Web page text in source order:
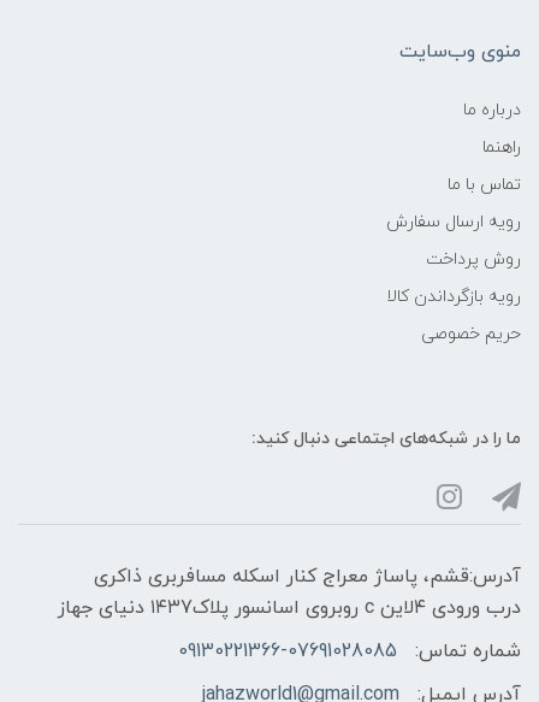
منوی وب‌سایت
درباره ما
راهنما
تماس با ما
رویه ارسال سفارش
روش پرداخت
رویه‌ بازگرداندن کالا
حریم خصوصی
ما را در شبکه‌های اجتماعی دنبال کنید:
آدرس:قشم، پاساژ معراج کنار اسکله مسافربری ذاکری
درب ورودی ۴لاین c روبروی اسانسور پلاک۱۴۳7 دنیای جهاز
شماره تماس:
09130221366-07691028085
آدرس ایمیل:
jahazworld1@gmail.com